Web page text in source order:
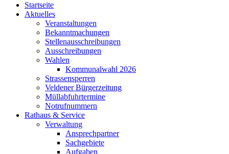
Startseite
Aktuelles
Veranstaltungen
Bekanntmachungen
Stellenausschreibungen
Ausschreibungen
Wahlen
Kommunalwahl 2026
Strassensperren
Veldener Bürgerzeitung
Müllabfuhrtermine
Notrufnummern
Rathaus & Service
Verwaltung
Ansprechpartner
Sachgebiete
Aufgaben